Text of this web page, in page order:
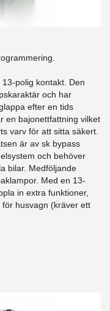
polig kontakt. Den
och har
efter en tids
en bajonettfattning vilket
varv för att sitta säkert.
är av sk bypass
och behöver
bilar. Medföljande
Med en 13-
in extra funktioner,
husvagn (kräver ett